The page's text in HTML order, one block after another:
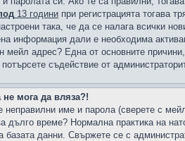
13 години при регистрацията тогава
така, че да се налага всички
информация дали е необходима
мейл адрес? Една от основните
съдействие от
не мога да вляза?!
име и парола (сверете с
време? Нормална практика на
данни. Свържете се с